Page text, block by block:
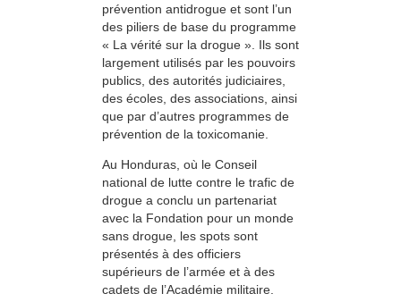
prévention antidrogue et sont l’un
des piliers de base du programme
« La vérité sur la drogue ». Ils sont
largement utilisés par les pouvoirs
publics, des autorités judiciaires,
des écoles, des associations, ainsi
que par d’autres programmes de
prévention de la toxicomanie.
Au Honduras, où le Conseil
national de lutte contre le trafic de
drogue a conclu un partenariat
avec la Fondation pour un monde
sans drogue, les spots sont
présentés à des officiers
supérieurs de l’armée et à des
cadets de l’Académie militaire.